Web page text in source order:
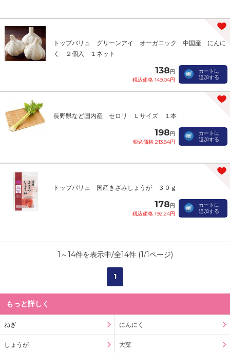
トップバリュ グリーンアイ オーガニック 中国産 にんに
く ２個入 １ネット
138円
税込価格 149.04円
カートに
追加する
長野県など国内産 セロリ Ｌサイズ １本
198円
税込価格 213.84円
カートに
追加する
トップバリュ 国産きざみしょうが ３０ｇ
178円
税込価格 192.24円
カートに
追加する
1 ～14件を表示中/全14件 (1/1ページ)
1
もっと詳しく
ねぎ にんにく
しょうが 大葉